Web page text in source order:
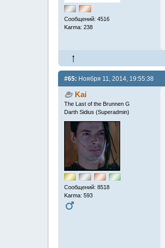
Сообщений: 4516
Karma: 238
#65: Ноября 11, 2014, 19:55:38
Kai
The Last of the Brunnen G
Darth Sidius (Superadmin)
Сообщений: 8518
Karma: 593